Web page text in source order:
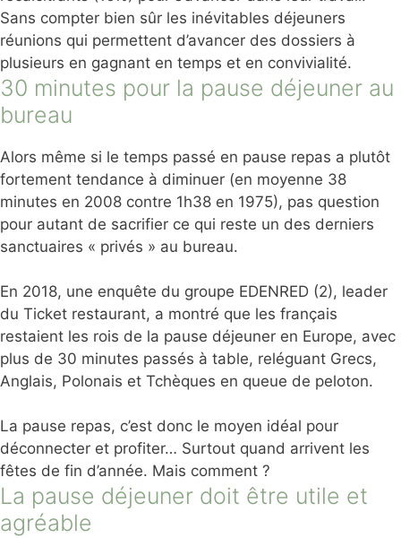
Sans compter bien sûr les inévitables déjeuners
réunions qui permettent d’avancer des dossiers à
plusieurs en gagnant en temps et en convivialité.
30 minutes pour la pause déjeuner au
bureau
Alors même si le temps passé en pause repas a plutôt
fortement tendance à diminuer (en moyenne 38
minutes en 2008 contre 1h38 en 1975), pas question
pour autant de sacrifier ce qui reste un des derniers
sanctuaires « privés » au bureau.
En 2018, une enquête du groupe EDENRED (2), leader
du Ticket restaurant, a montré que les français
restaient les rois de la pause déjeuner en Europe, avec
plus de 30 minutes passés à table, reléguant Grecs,
Anglais, Polonais et Tchèques en queue de peloton.
La pause repas, c’est donc le moyen idéal pour
déconnecter et profiter… Surtout quand arrivent les
fêtes de fin d’année. Mais comment ?
La pause déjeuner doit être utile et
agréable